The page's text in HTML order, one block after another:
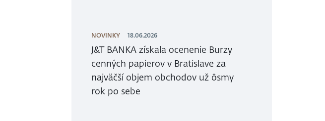
NOVINKY 18.06.2026
J&T BANKA získala ocenenie Burzy
cenných papierov v Bratislave za
najväčší objem obchodov už ôsmy
rok po sebe